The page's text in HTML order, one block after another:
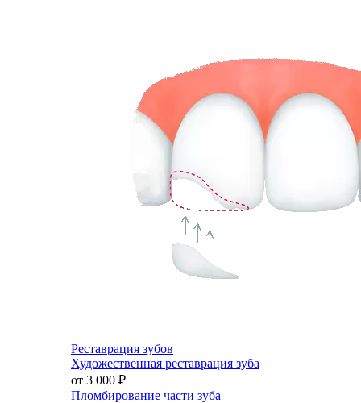
Реставрация зубов
Художественная реставрация зуба
от 3 000 ₽
Пломбирование части зуба